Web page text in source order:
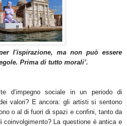
l'ispirazione, ma non può essere
Prima di tutto morali’.
d’impegno sociale in un periodo di
valori? E ancora: gli artisti si sentono
o al di fuori di spazi e confini, tanto da
coinvolgimento? La questione è antica e